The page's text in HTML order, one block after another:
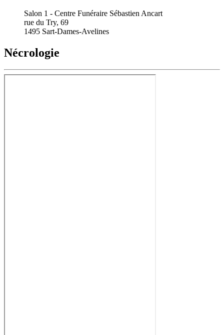
Salon 1 - Centre Funéraire Sébastien Ancart
rue du Try, 69
1495 Sart-Dames-Avelines
Nécrologie